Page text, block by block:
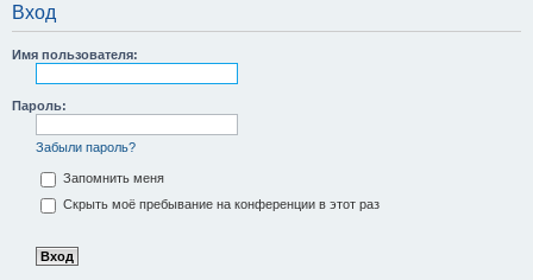
Вход
Имя пользователя:
Пароль:
Забыли пароль?
Запомнить меня
Скрыть моё пребывание на конференции в этот раз